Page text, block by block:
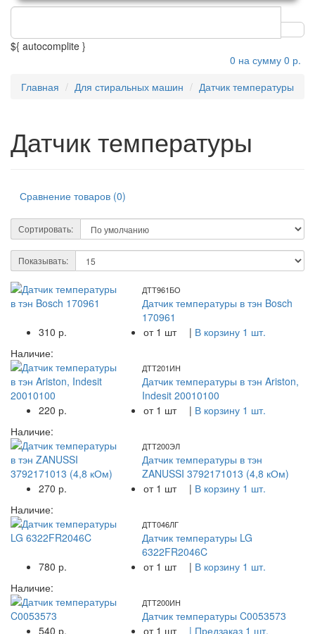
${ autocomplite }
0 на сумму 0 р.
Главная
Для стиральных машин Датчик температуры
Датчик температуры
Сравнение товаров (0)
Сортировать:
Показывать:
ДТТ961БО
Датчик температуры в тэн Bosch
170961
310 р.
от 1 шт | В корзину 1 шт.
Наличие:
ДТТ201ИН
Датчик температуры в тэн Ariston,
Indesit 20010100
220 р.
от 1 шт | В корзину 1 шт.
Наличие:
ДТТ200ЭЛ
Датчик температуры в тэн
ZANUSSI 3792171013 (4,8 кОм)
270 р.
от 1 шт | В корзину 1 шт.
Наличие:
ДТТ046ЛГ
Датчик температуры LG
6322FR2046C
780 р.
от 1 шт | В корзину 1 шт.
Наличие:
ДТТ200ИН
Датчик температуры C0053573
540 р.
от 1 шт | Предзаказ 1 шт.